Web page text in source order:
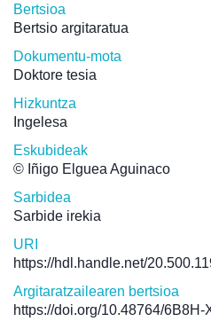
Bertsioa
Bertsio argitaratua
Dokumentu-mota
Doktore tesia
Hizkuntza
Ingelesa
Eskubideak
© Iñigo Elguea Aguinaco
Sarbidea
Sarbide irekia
URI
https://hdl.handle.net/
Argitaratzailearen bertsioa
https://doi.org/10.48764/6B8H-